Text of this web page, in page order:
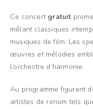
Ce concert gratuit
mêlant classiques
musiques de film. Les
œuvres et mélodies
l’orchestre d’harmonie.
Au programme figurent
artistes de renom tels